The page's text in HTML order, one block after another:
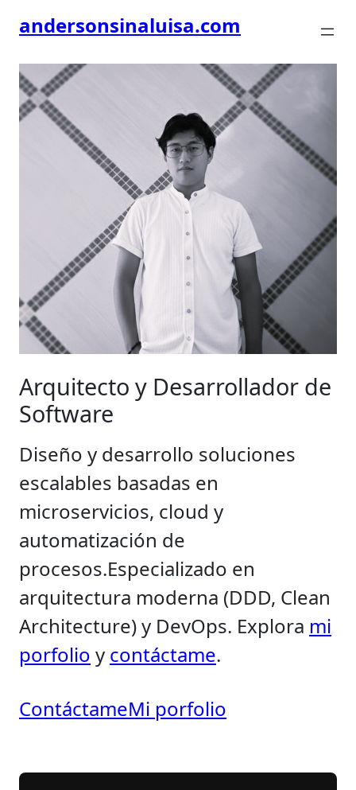
andersonsinaluisa.com
Arquitecto y Desarrollador de
Software
Diseño y desarrollo soluciones
escalables basadas en
microservicios, cloud y
automatización de
procesos.Especializado en
arquitectura moderna (DDD, Clean
Architecture) y DevOps. Explora mi
porfolio y contáctame.
ContáctameMi porfolio